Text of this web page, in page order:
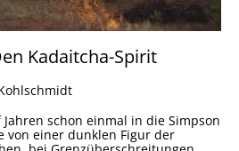
Kadaitcha-Spirit
schon einmal in die Simpson
von einer dunklen Figur der